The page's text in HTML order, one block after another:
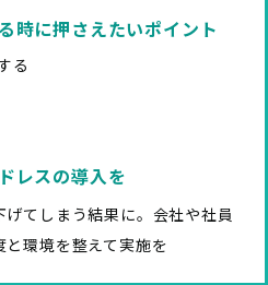
時に押さえたいポイント
る
レスの導入を
てしまう結果に。会社や社員
環境を整えて実施を